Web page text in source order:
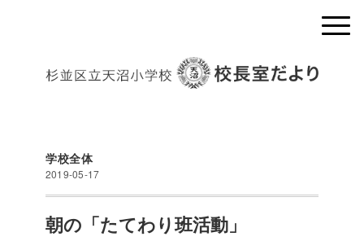
学校全体
2019-05-17
朝の「たてわり班活動」